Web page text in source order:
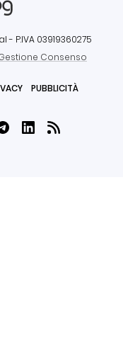
- P.IVA 03919360275
Consenso
PUBBLICITÀ